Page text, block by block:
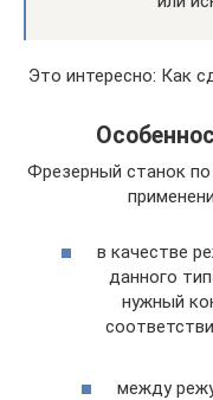
Это интересно: Как
Фрезерный станок
в качестве
данного
нужный
между